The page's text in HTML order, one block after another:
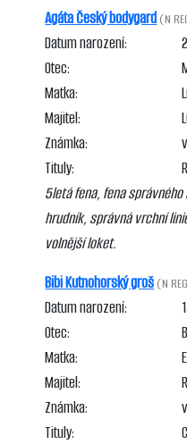
Agáta Český bodygard (N
Datum narození:
Otec:
Matka:
Majitel:
Známka:
Tituly:
5letá fena, fena
hrudník, správná vrchní
volnější loket.
Bibi Kutnohorský groš (N
Datum narození:
Otec:
Matka:
Majitel:
Známka:
Tituly: